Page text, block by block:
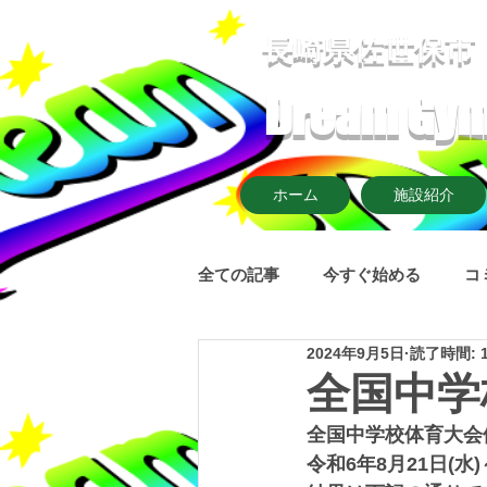
​長崎県佐世保市
Dream
ホーム 施設紹介
全ての記事 今すぐ始める コ
全国中
2024年9月5日 読了時間:
全国中学校体育大
令和6年8月21日(水